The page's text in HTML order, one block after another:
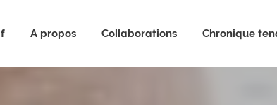
A propos Collaborations Chronique